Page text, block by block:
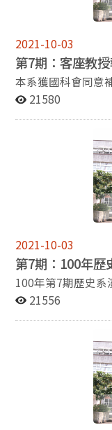
會同意補助，於
設為「中國近代社
域社會生態史」。 (檢視全文) 專題報
情之旅 時值暮夏即
特別的溫度變化的
陽所主宰，而愈往
管有過幾次赴中國
二、三千公里以外
常常聽聞的像是杭
浩瀚沙漠、崇山峻
永難遺忘的一次出國旅行。 (檢視全文
2011年八月，我
悉的土地。承蒙學
窮學生終能如願成
告。回想起會議時
師，總覺得自己是
與同好請益、學習
究外，亦利用假日
本文即以其中一天
自己所見的小小心得。 (檢視
榮幸在2010年的
京大學的總合文化
一門是石井剛老師
化社會為主軸來印
十一篇講稿彙整起
○年二月由九歌出版社出版。 經歷
難，給我兩個重大
總覺得成功要靠自
定勝天。現在，我
努力，但是最後要
人，成事在天。」
是靠上天的決定讓
在天而非人。人豈
個人任何一個生活
聊天……等等，都
水困難，有人關節
天……。一個人能健
存感恩之心就會減
元出版趨勢和影響力。 其中「Formosa
區部分，由行政院
近代中國國族論述
史與政治：以醫史
《病夫、黃禍與
獅」三項當代熟知
代中國思想論述中
年來東西跨文化和
近代中國知識分子
曾獲國科會人文
《中國古代的醫學
述、醫制政典和醫
中體裁、編次、敘
明促成中國古代醫學變遷
由政大出版社出版
研究成果、提倡多
就以提高政大學術
翻譯審查補助，今
2021-10-03
第7期：客座教
本系獲國科會同意
大學歷史學系馬俊
為「中國區域社
京大學歴史系，為
社會經濟史及區域
篇，多刊載於《歷
等大陸一級期刊，
Studies等SSCI期
淮北地區社會生態
本書分析治水、漕
道、水文、物產、
和扭曲作用。他指
鄉一變而為近代的
後，在大陸引起不
文獻和田野材料，
2009年獲選為中
過去僅張憲文教授
後起之重要學者。
21580
2021-10-03
第7期：100年歷
100年第7期歷史系
會】 ※演講者：楊
呂紹理老師 (國
間：2011年10月
地 點：政大歷史
界史討論會」第
大學歷史系助理
系副教授) ※ 評論
21556